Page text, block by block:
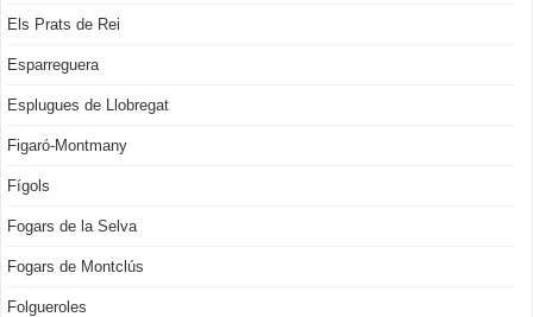
Els Prats de Rei
Esparreguera
Esplugues de Llobregat
Figaró-Montmany
Fígols
Fogars de la Selva
Fogars de Montclús
Folgueroles